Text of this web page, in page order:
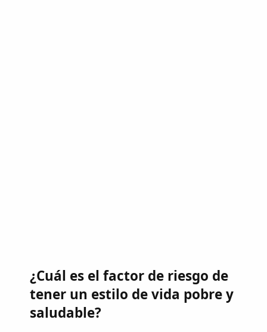
¿Cuál es el factor de riesgo de
tener un estilo de vida pobre y
saludable?